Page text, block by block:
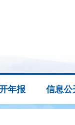
年报 信息公